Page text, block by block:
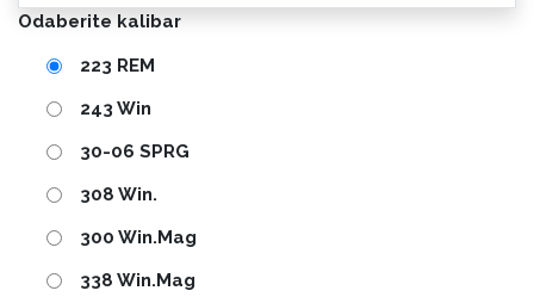
Odaberite kalibar
223 REM
243 Win
30-06 SPRG
308 Win.
300 Win.Mag
338 Win.Mag